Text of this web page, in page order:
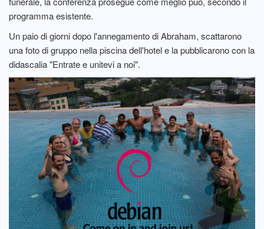
programma esistente.
Un paio di giorni dopo l'annegamento di Abraham, scattarono
una foto di gruppo nella piscina dell'hotel e la pubblicarono con la
didascalia "Entrate e unitevi a noi".